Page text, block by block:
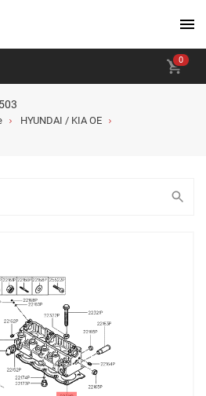
0
HYUNDAI / KIA OE